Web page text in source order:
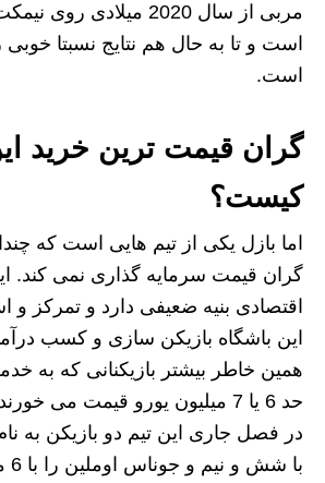
مربی از سال 2020 میلادی
است و تا به حال هم نتایج نسبتا
است.
گران قیمت ترین خرید
کیست؟
اما بازل یکی از تیم هایی است که
گران قیمت سرمایه گذاری نمی کند.
اقتصادی بنیه ضعیفی دارد و تمرکز و
این باشگاه بازیکن سازی و کسب
همین خاطر بیشتر بازیکنانی که به
حد 6 یا 7 میلیون یورو قیمت می
در فصل جاری این تیم دو بازیکن به